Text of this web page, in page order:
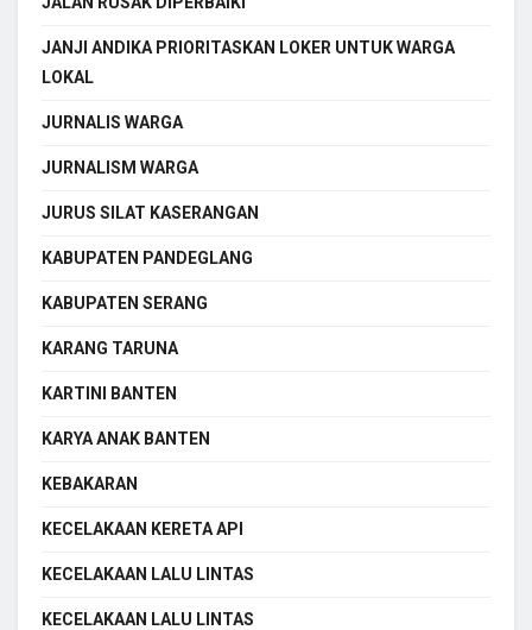
JANJI ANDIKA PRIORITASKAN LOKER UNTUK WARGA
LOKAL
JURNALIS WARGA
JURNALISM WARGA
JURUS SILAT KASERANGAN
KABUPATEN PANDEGLANG
KABUPATEN SERANG
KARANG TARUNA
KARTINI BANTEN
KARYA ANAK BANTEN
KEBAKARAN
KECELAKAAN KERETA API
KECELAKAAN LALU LINTAS
KECELAKAAN LALU LINTAS